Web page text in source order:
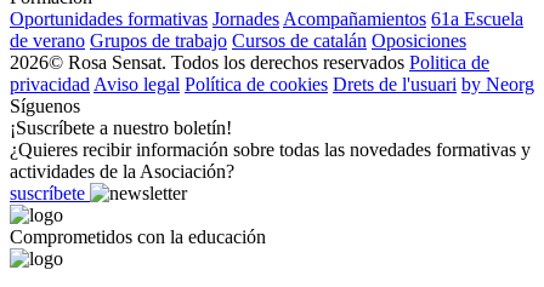
Oportunidades formativas Jornades Acompañamientos 61a Escuela
de verano Grupos de trabajo Cursos de catalán Oposiciones
2026© Rosa Sensat. Todos los derechos reservados Politica de
privacidad Aviso legal Política de cookies Drets de l'usuari by Neorg
Síguenos
¡Suscríbete a nuestro boletín!
¿Quieres recibir información sobre todas las novedades formativas y
actividades de la Asociación?
suscríbete
Comprometidos con la educación